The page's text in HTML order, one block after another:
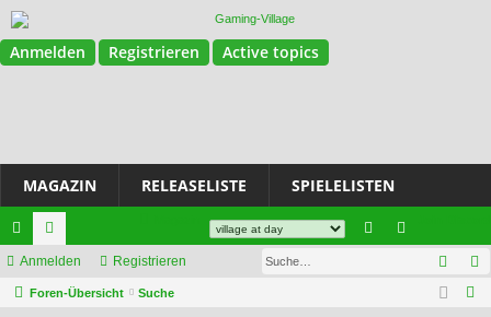
Anmelden Registrieren Active topics
MAGAZIN RELEASELISTE SPIELELISTEN
ch
ne
or
en
Anmelden Registrieren
Foren-Übersicht Suche